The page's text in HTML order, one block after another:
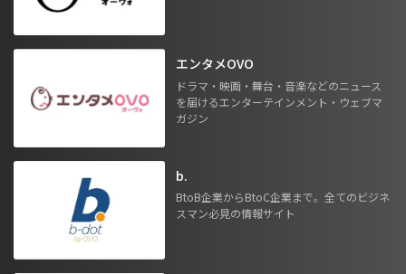
エンタメOVO
ドラマ・映画・舞台・音楽などのニュース
を届けるエンターテインメント・ウェブマ
ガジン
b.
BtoB企業からBtoC企業まで。全てのビジネ
スマン必見の情報サイト